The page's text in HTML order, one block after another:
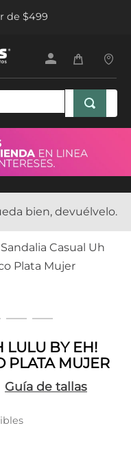
de $499
bien, devuélvelo.
Sandalia Casual Uh
Plata Mujer
LULU BY EH!
PLATA MUJER
Guía de tallas